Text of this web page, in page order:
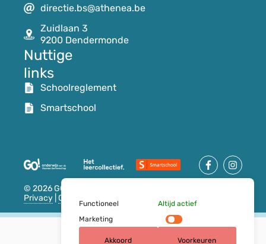
Functioneel
Altijd actief
Marketing
Akkoord Voorkeuren
directie.bs@athenea.be
Zuidlaan 3
9200 Dendermonde
Nuttige
links
Schoolreglement
Smartschool
© 2026 GO! basisschool atheneum Dendermonde
Privacy Cookies